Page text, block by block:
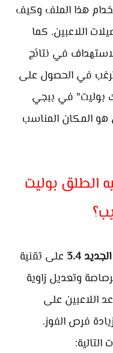
هذا الملف وكيف
اللاعبين. كما
في نتائج
في الحصول على
بوليت" في ببجي
هو المكان المناسب
الطلق بوليت
3.4
على تقنية
وتعديل زاوية
اللاعبين على
فرص الفوز.